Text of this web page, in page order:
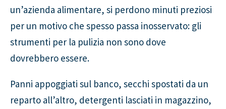
un’azienda alimentare, si perdono minuti preziosi
per un motivo che spesso passa inosservato: gli
strumenti per la pulizia non sono dove
dovrebbero essere.
Panni appoggiati sul banco, secchi spostati da un
reparto all’altro, detergenti lasciati in magazzino,